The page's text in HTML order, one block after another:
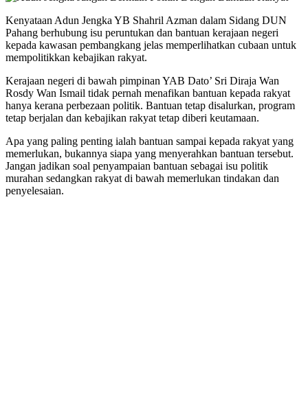
Kenyataan Adun Jengka YB Shahril Azman dalam Sidang DUN
Pahang berhubung isu peruntukan dan bantuan kerajaan negeri
kepada kawasan pembangkang jelas memperlihatkan cubaan untuk
mempolitikkan kebajikan rakyat.
Kerajaan negeri di bawah pimpinan YAB Dato’ Sri Diraja Wan
Rosdy Wan Ismail tidak pernah menafikan bantuan kepada rakyat
hanya kerana perbezaan politik. Bantuan tetap disalurkan, program
tetap berjalan dan kebajikan rakyat tetap diberi keutamaan.
Apa yang paling penting ialah bantuan sampai kepada rakyat yang
memerlukan, bukannya siapa yang menyerahkan bantuan tersebut.
Jangan jadikan soal penyampaian bantuan sebagai isu politik
murahan sedangkan rakyat di bawah memerlukan tindakan dan
penyelesaian.